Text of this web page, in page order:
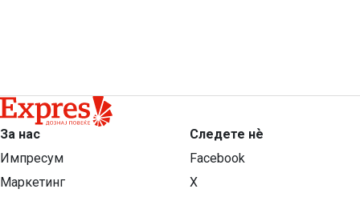
За нас
Импресум
Маркетинг
Следете нѐ
Facebook
X